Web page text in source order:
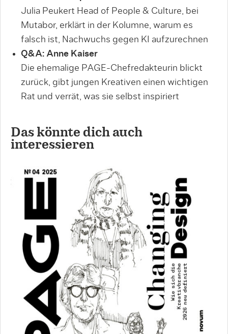
Julia Peukert Head of People & Culture, bei
Mutabor, erklärt in der Kolumne, warum es
falsch ist, Nachwuchs gegen KI aufzurechnen
Q&A: Anne Kaiser
Die ehemalige PAGE-Chefredakteurin blickt
zurück, gibt jungen Kreativen einen wichtigen
Rat und verrät, was sie selbst inspiriert
Das könnte dich auch
interessieren